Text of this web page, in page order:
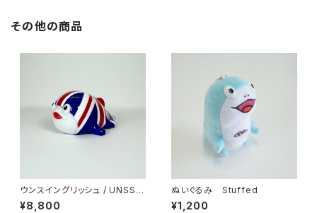
その他の商品
ウンスイングリッシュ / UNSS E
NGLISH
¥8,800
ぬいぐるみ Stuffed
¥1,200